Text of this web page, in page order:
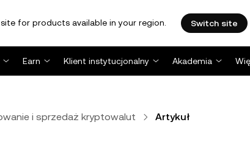
for products available in your region. Switch site
Earn Klient instytucjonalny Akademia
i sprzedaż kryptowalut Artykuł